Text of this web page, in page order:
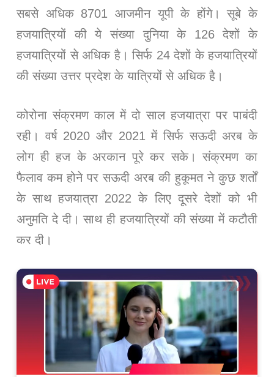
सबसे अधिक 8701 आजमीन यूपी के होंगे। सूबे के
हजयात्रियों की ये संख्या दुनिया के 126 देशों के
हजयात्रियों से अधिक है। सिर्फ 24 देशों के हजयात्रियों
की संख्या उत्तर प्रदेश के यात्रियों से अधिक है।
कोरोना संक्रमण काल में दो साल हजयात्रा पर पाबंदी
रही। वर्ष 2020 और 2021 में सिर्फ सऊदी अरब के
लोग ही हज के अरकान पूरे कर सके। संक्रमण का
फैलाव कम होने पर सऊदी अरब की हुकूमत ने कुछ शर्तों
के साथ हजयात्रा 2022 के लिए दूसरे देशों को भी
अनुमति दे दी। साथ ही हजयात्रियों की संख्या में कटौती
कर दी।